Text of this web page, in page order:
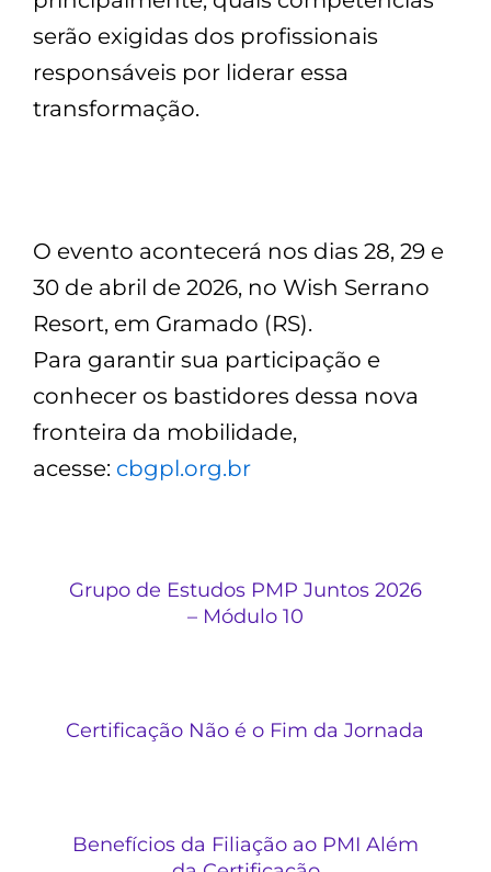
serão exigidas dos profissionais
responsáveis por liderar essa
transformação.
O evento acontecerá nos dias 28, 29 e
30 de abril de 2026, no Wish Serrano
Resort, em Gramado (RS).
Para garantir sua participação e
conhecer os bastidores dessa nova
fronteira da mobilidade,
acesse: cbgpl.org.br
Grupo de Estudos PMP Juntos 2026
– Módulo 10
Certificação Não é o Fim da Jornada
Benefícios da Filiação ao PMI Além